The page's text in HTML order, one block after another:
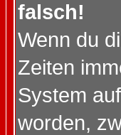
falsch!
Wenn du
Zeiten
System
worden,